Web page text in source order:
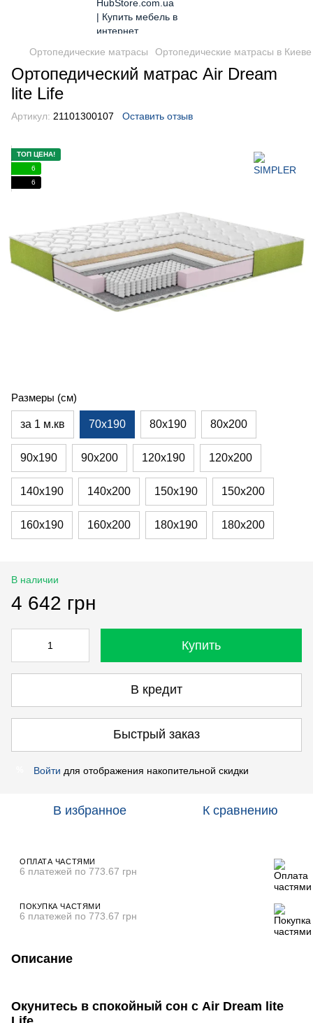
Ортопедические матрасы Ортопедические матрасы в Киеве
Ортопедический матрас Air Dream
lite Life
Артикул: 21101300107 Оставить отзыв
ТОП ЦЕНА!
6
6
Размеры (см)
за 1 м.кв 70х190 80х190 80х200
90х190 90х200 120х190 120х200
140х190 140х200 150х190 150х200
160х190 160х200 180х190 180х200
В наличии
4 642 грн
Купить
В кредит
Быстрый заказ
Войти для отображения накопительной скидки
В избранное К сравнению
ОПЛАТА ЧАСТЯМИ
6 платежей по 773.67 грн
ПОКУПКА ЧАСТЯМИ
6 платежей по 773.67 грн
Описание
Окунитесь в спокойный сон с Air Dream lite